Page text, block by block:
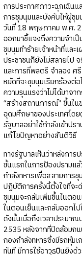
การประกาศภาวะฉุกเฉินแ
การชุมนุมและบังคับให้ผู้ชุ
วันที่ 18 พฤษภาคม พ.ศ.
ออกมาชี้แจงถึงความจำเ
ชุมนุมทำร้ายเจ้าหน้าที่และ
ประชาชนก็ยังไม่สลายไป
และการที่พลตรี จำลอง ศ
หยัดที่จะชุมนุมเรียกร้องต่
ความรุนแรงว่าไม่ได้มาจ
“สร้างสถานการณ์” ขึ้นใ
อุดมศึกษาของประเทศโด
รัฐบาลอย่าใช้กำลังเข้าปร
แก้ไขปัญหาอย่างสันติวิธี
ทางรัฐบาลเห็นว่าหลังการ
ขั้นแรกในการป้องปรามแ
กำลังทหารเพื่อสลายการ
ปฏิบัติการครั้งนี้ตั้งใจที่จะ
ชุมนุมจะกลับเพิ่มขึ้นในตอ
ในตอนเย็นและกลับออกไ
ดังนั้นเมื่อถึงเวลาประมา
2535 หลังจากที่ปิดล้อมถ
กองกำลังทหารซึ่งมีรถหุ้ม
ทันที มีการใช้อาวุธปืนยิงด้